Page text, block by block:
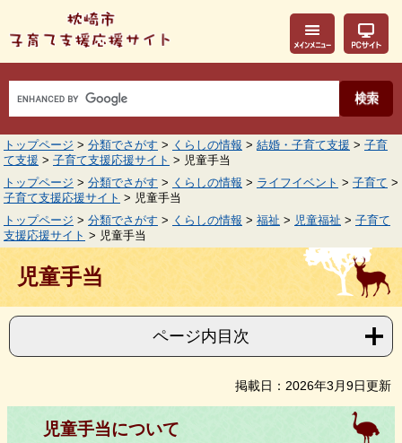
ジ
す。
ュ
し
て
本
文
へ
トップページ > 分類でさがす > くらしの情報 > 結婚・子育て支援 > 子育
て支援 > 子育て支援応援サイト > 児童手当
トップページ > 分類でさがす > くらしの情報 > ライフイベント > 子育て >
子育て支援応援サイト > 児童手当
トップページ > 分類でさがす > くらしの情報 > 福祉 > 児童福祉 > 子育て
支援応援サイト > 児童手当
本
文
児童手当
ページ内目次
掲載日：2026年3月9日更新
児童手当について